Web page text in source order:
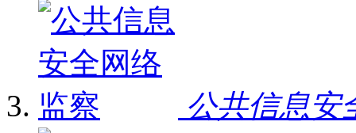
公共信息安